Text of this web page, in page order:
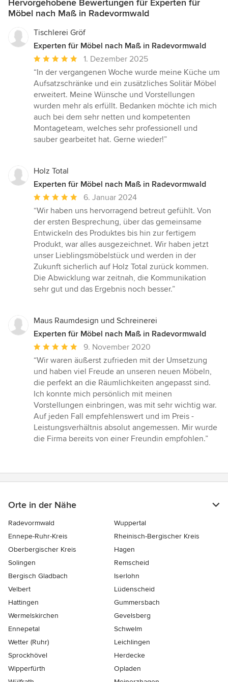
Hervorgehobene Bewertungen für Experten für
Möbel nach Maß in Radevormwald
Tischlerei Gröf
Experten für Möbel nach Maß in Radevormwald
Durchschnittliche
Bewertung:
5
von
5
Sternen
1. Dezember 2025
“In der vergangenen Woche wurde meine Küche um
Aufsatzschränke und ein zusätzliches Solitär Möbel
erweitert. Meine Wünsche und Vorstellungen
wurden mehr als erfüllt. Bedanken möchte ich mich
auch bei dem sehr netten und kompetenten
Montageteam, welches sehr professionell und
sauber gearbeitet hat. Gerne wieder!”
Holz Total
Experten für Möbel nach Maß in Radevormwald
Durchschnittliche
Bewertung:
5
von
5
Sternen
6. Januar 2024
“Wir haben uns hervorragend betreut gefühlt. Von
der ersten Besprechung, über das gemeinsame
Entwickeln des Produktes bis hin zur fertigem
Produkt, war alles ausgezeichnet. Wir haben jetzt
unser Lieblingsmöbelstück und werden in der
Zukunft sicherlich auf Holz Total zurück kommen.
Die Abwicklung war zeitnah, die Kommunikation
sehr gut und das Ergebnis noch besser.”
Maus Raumdesign und Schreinerei
Experten für Möbel nach Maß in Radevormwald
Durchschnittliche
Bewertung:
5
von
5
Sternen
9. November 2020
“Wir waren äußerst zufrieden mit der Umsetzung
und haben viel Freude an unseren neuen Möbeln,
die perfekt an die Räumlichkeiten angepasst sind.
Ich konnte mich persönlich mit meinen
Vorstellungen einbringen, was mit sehr wichtig war.
Auf jeden Fall empfehlenswert und im Preis -
Leistungsverhältnis absolut angemessen. Mir wurde
die Firma bereits von einer Freundin empfohlen.”
Orte in der Nähe
Radevormwald
Wuppertal
Ennepe-Ruhr-Kreis
Rheinisch-Bergischer Kreis
Oberbergischer Kreis
Hagen
Solingen
Remscheid
Bergisch Gladbach
Iserlohn
Velbert
Lüdenscheid
Hattingen
Gummersbach
Wermelskirchen
Gevelsberg
Ennepetal
Schwelm
Wetter (Ruhr)
Leichlingen
Sprockhövel
Herdecke
Wipperfürth
Opladen